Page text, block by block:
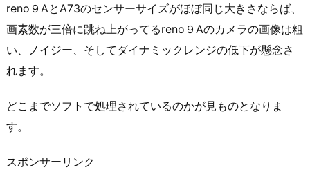
reno９AとA73のセンサーサイズがほぼ同じ大きさならば、
画素数が三倍に跳ね上がってるreno９Aのカメラの画像は粗
い、ノイジー、そしてダイナミックレンジの低下が懸念さ
れます。
どこまでソフトで処理されているのかが見ものとなりま
す。
スポンサーリンク